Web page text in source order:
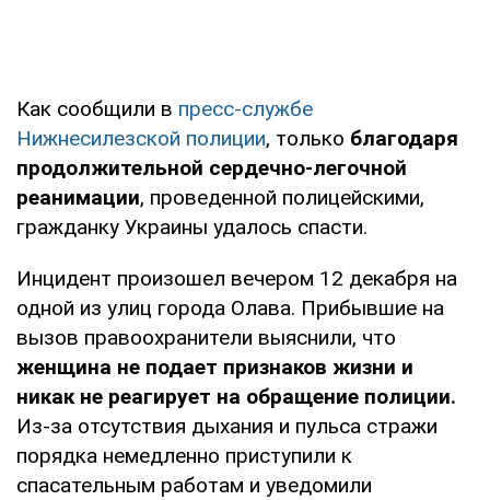
Как сообщили в пресс-службе
Нижнесилезской полиции, только благодаря
продолжительной сердечно-легочной
реанимации, проведенной полицейскими,
гражданку Украины удалось спасти.
Инцидент произошел вечером 12 декабря на
одной из улиц города Олава. Прибывшие на
вызов правоохранители выяснили, что
женщина не подает признаков жизни и
никак не реагирует на обращение полиции.
Из-за отсутствия дыхания и пульса стражи
порядка немедленно приступили к
спасательным работам и уведомили